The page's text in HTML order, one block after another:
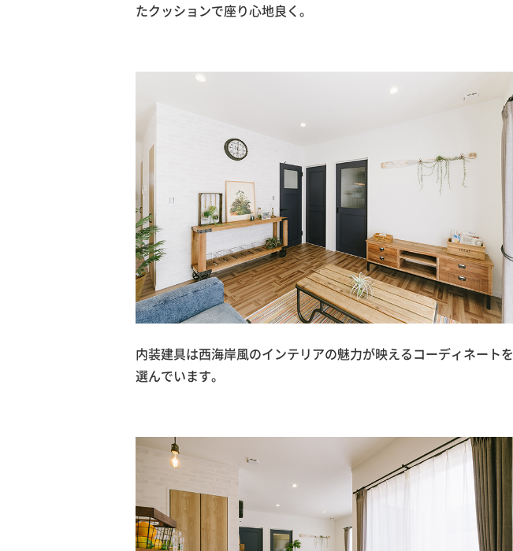
たクッションで座り心地良く。
内装建具は西海岸風のインテリアの魅力が映えるコーディネートを
選んでいます。